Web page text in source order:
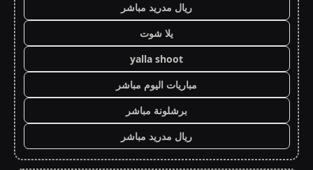
ريال مدريد مباشر
يلا شوت
yalla shoot
مباريات اليوم مباشر
برشلونة مباشر
ريال مدريد مباشر